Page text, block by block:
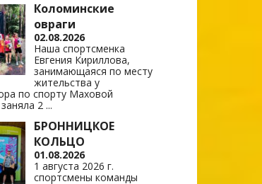
Коломинские
овраги
02.08.2026
Наша спортсменка
Евгения Кириллова,
занимающаяся по месту
жительства у
по спорту Маховой
2 ...
БРОННИЦКОЕ
КОЛЬЦО
01.08.2026
1 августа 2026 г.
спортсмены команды